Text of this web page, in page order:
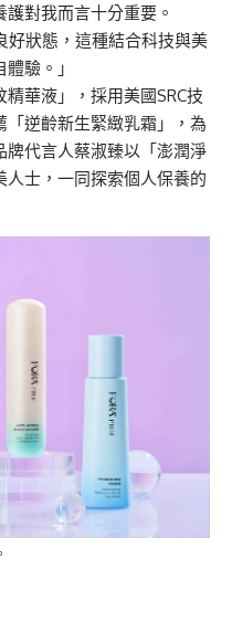
對我而言十分重要。
好狀態，這種結合科技與美
驗。」
華液」，採用美國SRC技
逆齡新生緊緻乳霜」，為
牌代言人蔡淑臻以「澎潤淨
士，一同探索個人保養的